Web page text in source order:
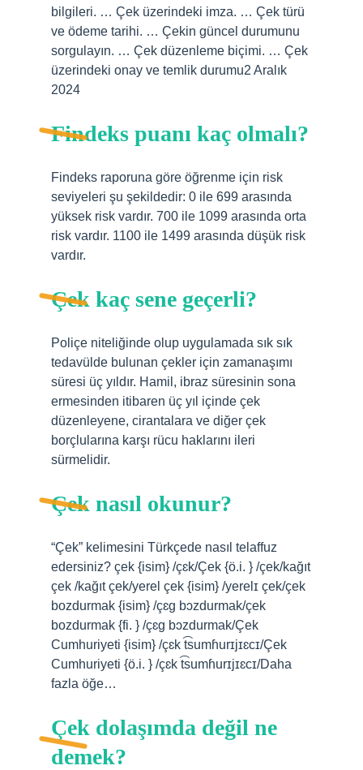
bilgileri. … Çek üzerindeki imza. … Çek türü
ve ödeme tarihi. … Çekin güncel durumunu
sorgulayın. … Çek düzenleme biçimi. … Çek
üzerindeki onay ve temlik durumu2 Aralık
2024
Findeks puanı kaç olmalı?
Findeks raporuna göre öğrenme için risk
seviyeleri şu şekildedir: 0 ile 699 arasında
yüksek risk vardır. 700 ile 1099 arasında orta
risk vardır. 1100 ile 1499 arasında düşük risk
vardır.
Çek kaç sene geçerli?
Poliçe niteliğinde olup uygulamada sık sık
tedavülde bulunan çekler için zamanaşımı
süresi üç yıldır. Hamil, ibraz süresinin sona
ermesinden itibaren üç yıl içinde çek
düzenleyene, cirantalara ve diğer çek
borçlularına karşı rücu haklarını ileri
sürmelidir.
Çek nasıl okunur?
“Çek” kelimesini Türkçede nasıl telaffuz
edersiniz? çek {isim} /çɛk/Çek {ö.i. } /çek/kağıt
çek /kağıt çek/yerel çek {isim} /yerelɪ çek/çek
bozdurmak {isim} /çɛɡ bɔzdurmak/çek
bozdurmak {fi. } /çɛɡ bɔzdurmak/Çek
Cumhuriyeti {isim} /çɛk t͡sumɦurɪjɪɛcɪ/Çek
Cumhuriyeti {ö.i. } /çɛk t͡sumɦurɪjɪɛcɪ/Daha
fazla öğe…
Çek dolaşımda değil ne
demek?